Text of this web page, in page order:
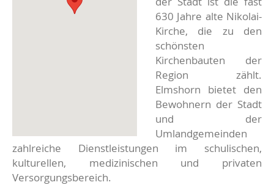
630 Jahre alte Nikolai-
Kirche, die zu den
schönsten
Kirchenbauten der
Region zählt.
Elmshorn bietet den
Bewohnern der Stadt
und der
Umlandgemeinden
zahlreiche Dienstleistungen im schulischen,
kulturellen, medizinischen und privaten
Versorgungsbereich.